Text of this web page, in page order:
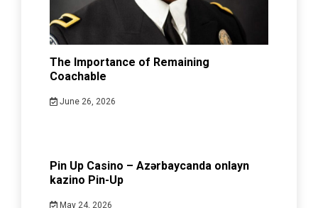
The Importance of Remaining
Coachable
June 26, 2026
Pin Up Casino – Azərbaycanda onlayn
kazino Pin-Up
May 24, 2026